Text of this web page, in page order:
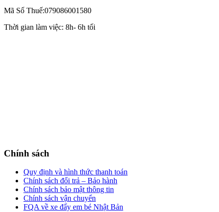
Mã Số Thuế:079086001580
Thời gian làm việc: 8h- 6h tối
Chính sách
Quy định và hình thức thanh toán
Chính sách đổi trả – Bảo hành
Chính sách bảo mật thông tin
Chính sách vận chuyển
FQA về xe đẩy em bé Nhật Bản